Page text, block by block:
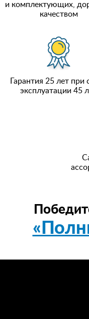
и комплектующих,
качеством
Гарантия 25 лет при
эксплуатации 45